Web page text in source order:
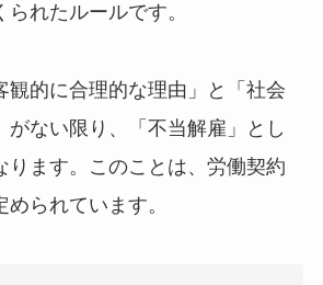
れたルールです。
観的に合理的な理由」と「社会
がない限り、「不当解雇」とし
ります。このことは、労働契約
られています。